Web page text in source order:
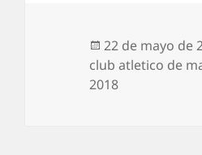
Publicado
el
22 de mayo de
club atletico de
2018